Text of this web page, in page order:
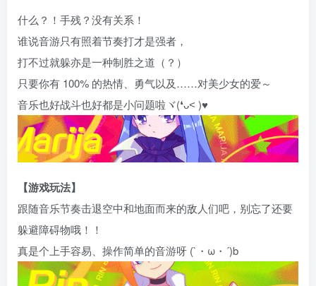
什么？！手残？没有关系！
谁说音游只有照着节奏打才是强者，
打不过就躲亦是一种制胜之道（？）
只要你有 100% 的热情、勇气以及……对美少女的爱～
音乐也好战斗也好都是小问题啦ヾ(❛ᴗ˂ )♥
【游戏玩法】
跟随音乐节奏击退空中和地面而来的敌人们吧，别忘了还要
躲避障碍物哦！！
真是个上手容易、操作简单的音游呀 (`・ω・´)b